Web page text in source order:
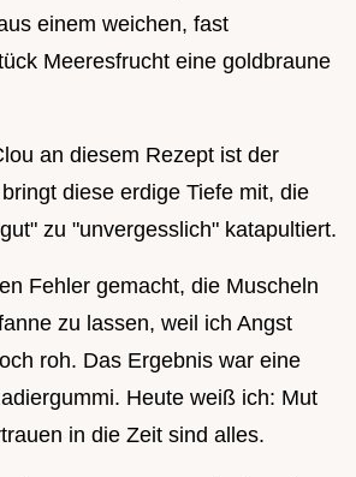
einem weichen, fast
Meeresfrucht eine goldbraune
an diesem Rezept ist der
diese erdige Tiefe mit, die
zu "unvergesslich" katapultiert.
Fehler gemacht, die Muscheln
zu lassen, weil ich Angst
roh. Das Ergebnis war eine
Heute weiß ich: Mut
in die Zeit sind alles.